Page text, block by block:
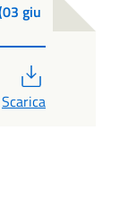
giu
Scarica